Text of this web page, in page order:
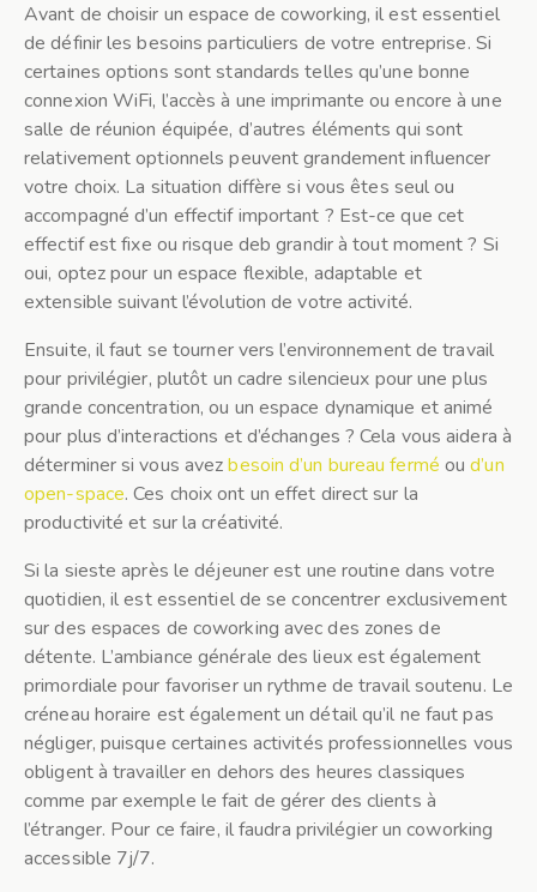
Avant de choisir un espace de coworking, il est essentiel
de définir les besoins particuliers de votre entreprise. Si
certaines options sont standards telles qu’une bonne
connexion WiFi, l’accès à une imprimante ou encore à une
salle de réunion équipée, d’autres éléments qui sont
relativement optionnels peuvent grandement influencer
votre choix. La situation diffère si vous êtes seul ou
accompagné d’un effectif important ? Est-ce que cet
effectif est fixe ou risque deb grandir à tout moment ? Si
oui, optez pour un espace flexible, adaptable et
extensible suivant l’évolution de votre activité.
Ensuite, il faut se tourner vers l’environnement de travail
pour privilégier, plutôt un cadre silencieux pour une plus
grande concentration, ou un espace dynamique et animé
pour plus d’interactions et d’échanges ? Cela vous aidera à
déterminer si vous avezbesoin d’un bureau fermé oud’un
open-space. Ces choix ont un effet direct sur la
productivité et sur la créativité.
Si la sieste après le déjeuner est une routine dans votre
quotidien, il est essentiel de se concentrer exclusivement
sur des espaces de coworking avec des zones de
détente. L’ambiance générale des lieux est également
primordiale pour favoriser un rythme de travail soutenu. Le
créneau horaire est également un détail qu’il ne faut pas
négliger, puisque certaines activités professionnelles vous
obligent à travailler en dehors des heures classiques
comme par exemple le fait de gérer des clients à
l’étranger. Pour ce faire, il faudra privilégier un coworking
accessible 7j/7.